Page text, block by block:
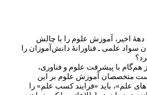
اخیر، آموزش علوم را با چالش
سواد علمی ـ فناورانۀ دانش آموزان را
همگام با پیشرفت علوم و فناوری،
متخصصان آموزش علوم بر این
علم»، باید «فرایند کسب علم» را